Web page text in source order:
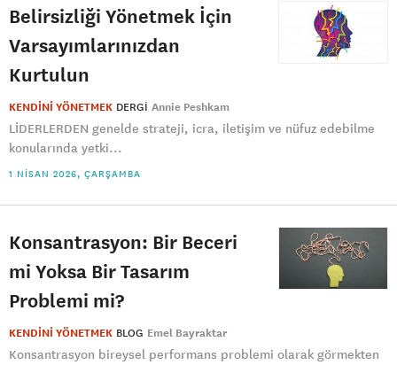
Belirsizliği Yönetmek İçin
Varsayımlarınızdan
Kurtulun
KENDİNİ YÖNETMEK DERGI Annie Peshkam
LİDERLERDEN genelde strateji, icra, iletişim ve nüfuz edebilme
konularında yetki...
1 NISAN 2026, ÇARŞAMBA
Konsantrasyon: Bir Beceri
mi Yoksa Bir Tasarım
Problemi mi?
KENDİNİ YÖNETMEK BLOG Emel Bayraktar
Konsantrasyon bireysel performans problemi olarak görmekten